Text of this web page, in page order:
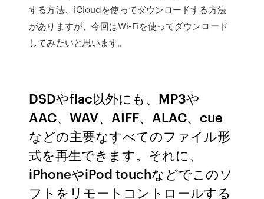
する方法、iCloudを使ってダウンロードする方法
がありますが、今回はWi-Fiを使ってダウンロード
してみたいと思います。
DSDやflac以外にも、MP3や
AAC、WAV、AIFF、ALAC、cue
などの主要なすべてのファイル形
式を再生できます。それに、
iPhoneやiPod touchなどでこのソ
フトをリモートコントロールする